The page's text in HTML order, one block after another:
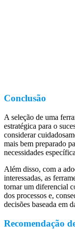
Conclusão
A seleção de uma
estratégica para o
considerar
mais bem preparado
necessidades
Além disso, com a
interessadas, as
tornar um diferencial
dos processos e,
decisões baseada em
Recomendação